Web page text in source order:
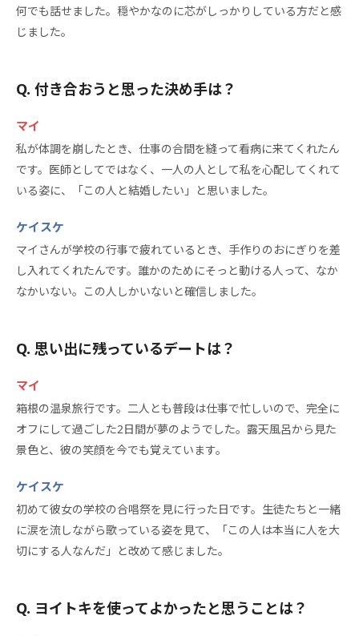
何でも話せました。穏やかなのに芯がしっかりしている方だと感
じました。
付き合おうと思った決め手は？
マイ
私が体調を崩したとき、仕事の合間を縫って看病に来てくれたん
です。医師としてではなく、一人の人として私を心配してくれて
いる姿に、「この人と結婚したい」と思いました。
ケイスケ
マイさんが学校の行事で疲れているとき、手作りのおにぎりを差
し入れてくれたんです。誰かのためにそっと動ける人って、なか
なかいない。この人しかいないと確信しました。
思い出に残っているデートは？
マイ
箱根の温泉旅行です。二人とも普段は仕事で忙しいので、完全に
オフにして過ごした2日間が夢のようでした。露天風呂から見た
景色と、彼の笑顔を今でも覚えています。
ケイスケ
初めて彼女の学校の合唱祭を見に行った日です。生徒たちと一緒
に涙を流しながら歌っている姿を見て、「この人は本当に人を大
切にする人なんだ」と改めて感じました。
ヨイトキを使ってよかったと思うことは？